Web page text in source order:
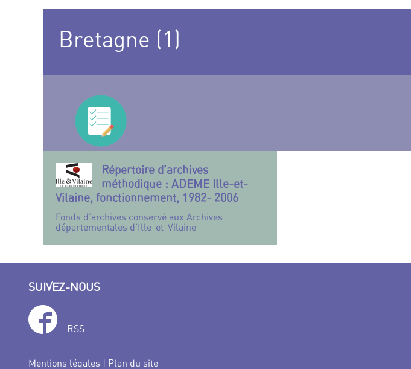
Bretagne (1)
Répertoire d’archives
méthodique : ADEME Ille-et-
Vilaine, fonctionnement, 1982- 2006
Fonds d’archives conservé aux Archives
départementales d’Ille-et-Vilaine
SUIVEZ-NOUS
RSS
Mentions légales | Plan du site